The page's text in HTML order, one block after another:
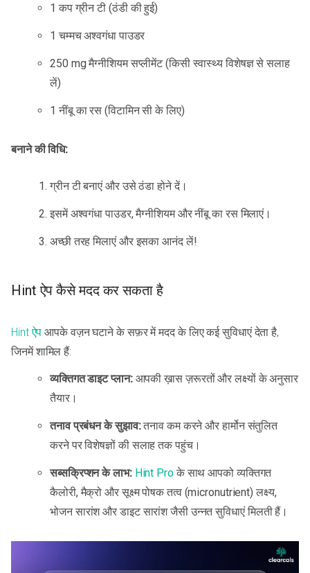
1 कप ग्रीन टी (ठंडी की हुई)
1 चम्मच अश्वगंधा पाउडर
250 mg मैग्नीशियम सप्लीमेंट (किसी स्वास्थ्य विशेषज्ञ से सलाह
लें)
1 नींबू का रस (विटामिन सी के लिए)
बनाने की विधि:
ग्रीन टी बनाएं और उसे ठंडा होने दें।
इसमें अश्वगंधा पाउडर, मैग्नीशियम और नींबू का रस मिलाएं।
अच्छी तरह मिलाएं और इसका आनंद लें!
Hint ऐप कैसे मदद कर सकता है
Hint ऐप आपके वज़न घटाने के सफ़र में मदद के लिए कई सुविधाएं देता है,
जिनमें शामिल हैं:
व्यक्तिगत डाइट प्लान:आपकी ख़ास ज़रूरतों और लक्ष्यों के अनुसार
तैयार।
तनाव प्रबंधन के सुझाव:तनाव कम करने और हार्मोन संतुलित
करने पर विशेषज्ञों की सलाह तक पहुंच।
सब्सक्रिप्शन के लाभ: Hint Proके साथ आपको व्यक्तिगत
कैलोरी, मैक्रो और सूक्ष्म पोषक तत्व (micronutrient) लक्ष्य,
भोजन सारांश और डाइट सारांश जैसी उन्नत सुविधाएं मिलती हैं।